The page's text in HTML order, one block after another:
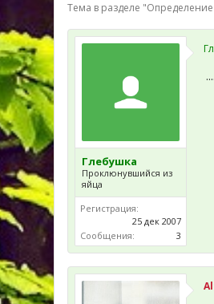
Тема в разделе "
Глебушка
Проклюнувшийся из
яйца
Регистрация:
25 дек 2007
Сообщения:
3